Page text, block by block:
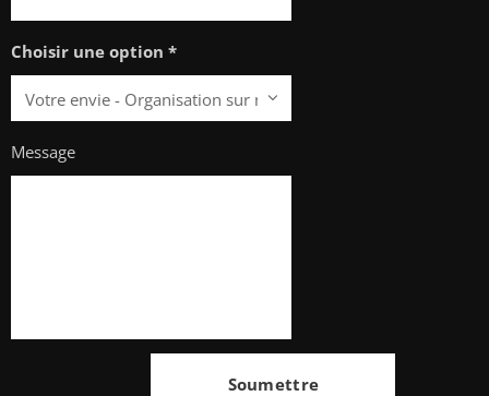
Choisir une option *
Message
Soumettre